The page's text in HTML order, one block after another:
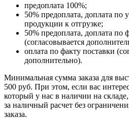
предоплата 100%;
50% предоплата, доплата по
продукции к отгрузке;
50% предоплата, доплата по
(согласовывается
оплата по факту поставки
дополнительно).
Минимальная сумма заказа для
500 руб. При этом, если вас
который у нас в наличии на
за наличный расчет без
заказа.